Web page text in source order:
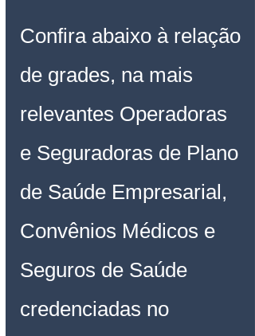
Confira abaixo à relação
de grades, na mais
relevantes Operadoras
e Seguradoras de Plano
de Saúde Empresarial,
Convênios Médicos e
Seguros de Saúde
credenciadas no